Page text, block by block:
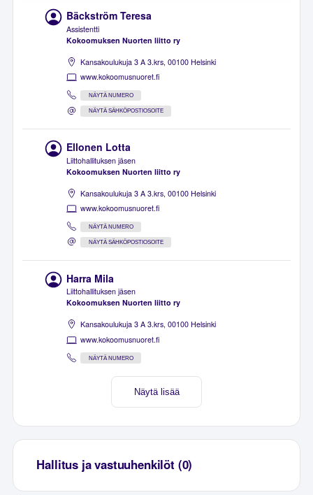
Bäckström Teresa
Assistentti
Kokoomuksen Nuorten liitto ry
Kansakoulukuja 3 A 3.krs, 00100 Helsinki
www.kokoomusnuoret.fi
NÄYTÄ NUMERO
NÄYTÄ SÄHKÖPOSTIOSOITE
Ellonen Lotta
Liittohallituksen jäsen
Kokoomuksen Nuorten liitto ry
Kansakoulukuja 3 A 3.krs, 00100 Helsinki
www.kokoomusnuoret.fi
NÄYTÄ NUMERO
NÄYTÄ SÄHKÖPOSTIOSOITE
Harra Mila
Liittohallituksen jäsen
Kokoomuksen Nuorten liitto ry
Kansakoulukuja 3 A 3.krs, 00100 Helsinki
www.kokoomusnuoret.fi
NÄYTÄ NUMERO
Näytä lisää
Hallitus ja vastuuhenkilöt (0)